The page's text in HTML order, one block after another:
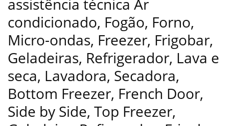
assistência técnica Ar
condicionado, Fogão, Forno,
Micro-ondas, Freezer, Frigobar,
Geladeiras, Refrigerador, Lava e
seca, Lavadora, Secadora,
Bottom Freezer, French Door,
Side by Side, Top Freezer,